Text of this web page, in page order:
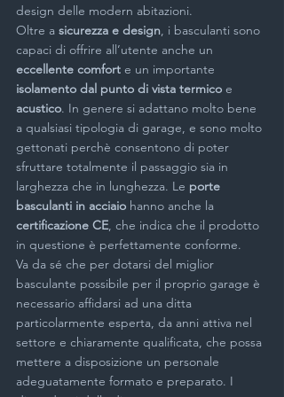
design delle modern abitazioni.
Oltre a sicurezza e design, i basculanti sono
capaci di offrire all’utente anche un
eccellente comfort e un importante
isolamento dal punto di vista termico e
acustico. In genere si adattano molto bene
a qualsiasi tipologia di garage, e sono molto
gettonati perchè consentono di poter
sfruttare totalmente il passaggio sia in
larghezza che in lunghezza. Le porte
basculanti in acciaio hanno anche la
certificazione CE, che indica che il prodotto
in questione è perfettamente conforme.
Va da sé che per dotarsi del miglior
basculante possibile per il proprio garage è
necessario affidarsi ad una ditta
particolarmente esperta, da anni attiva nel
settore e chiaramente qualificata, che possa
mettere a disposizione un personale
adeguatamente formato e preparato. I